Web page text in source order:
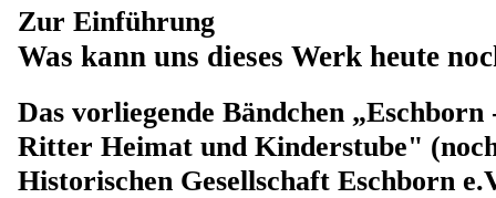
Zur Einführung
Was kann uns dieses Werk heute
Das vorliegende Bändchen
Ritter Heimat und Kinderstube"
Historischen Gesellschaft Eschborn